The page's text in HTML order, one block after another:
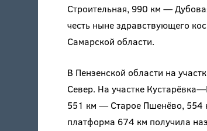
Строительная, 990 км —
честь ныне здравствующего
Самарской области.
В Пензенской области на
Север. На участке
551 км — Старое Пшенёво, 554
платформа 674 км получила